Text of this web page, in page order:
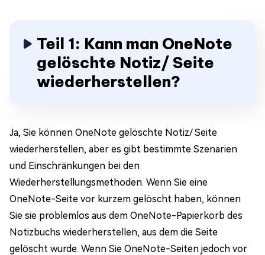
Teil 1: Kann man OneNote
gelöschte Notiz/ Seite
wiederherstellen?
Ja, Sie können OneNote gelöschte Notiz/ Seite
wiederherstellen, aber es gibt bestimmte Szenarien
und Einschränkungen bei den
Wiederherstellungsmethoden. Wenn Sie eine
OneNote-Seite vor kurzem gelöscht haben, können
Sie sie problemlos aus dem OneNote-Papierkorb des
Notizbuchs wiederherstellen, aus dem die Seite
gelöscht wurde. Wenn Sie OneNote-Seiten jedoch vor